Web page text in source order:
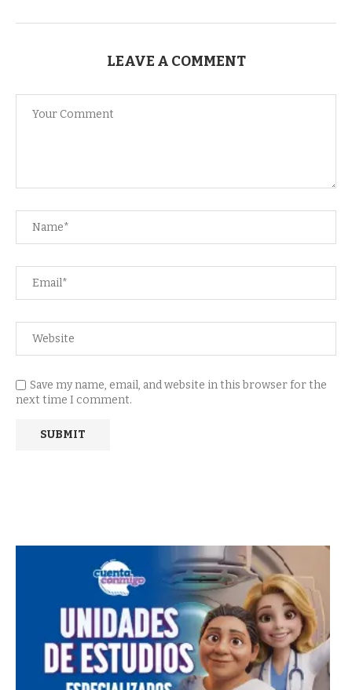
LEAVE A COMMENT
Save my name, email, and website in this browser for the
next time I comment.